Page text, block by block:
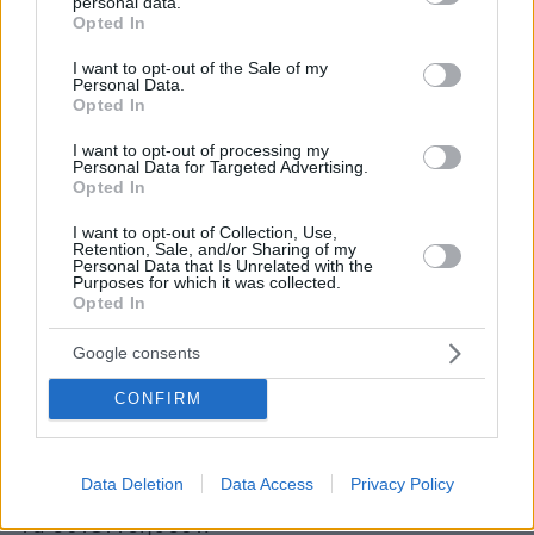
grant or deny consent to Google and its third-party tags to
use your data for below specified purposes in below Google
consent section.
Opted In
I want to opt-out of the Sale of my
Personal Data.
Opted In
I want to opt-out of processing my
Personal Data for Targeted Advertising.
Opted In
I want to opt-out of Collection, Use,
Retention, Sale, and/or Sharing of my
Personal Data that Is Unrelated with the
Purposes for which it was collected.
Opted In
Google consents
CONFIRM
Data Deletion Data Access Privacy Policy
καταστρέφεται η οικονομία και όταν ανοίγει
την οικονομία, να λες ότι καταστρέφεται η
υγεία».
Πρέπει να βάλουμε στη θέση της κυβέρνησης
τους ίδιους μας τους εαυτούς, γιατί κι εμείς
πρώην σύντροφοί μου, από τον ΣΥΡΙΖΑ, να
πούνε τι θα έκαναν οι ίδιοι για το θέμα αυτό;
Ότι έχει κάνει η κυβέρνηση λάθη στη
διαχείριση, έχει κάνει. Αυτή η κατάσταση που
επικρατεί στα μέσα μαζικής μεταφοράς, ο
επιπόλαιος τρόπος που ρύθμισε τα θέματα των
σχολείων και του διδακτικού έτους, έχει πάρα
όλες οι πολιτικές δυνάμεις έπρεπε να καθίσουν
να συνεννοηθούν.